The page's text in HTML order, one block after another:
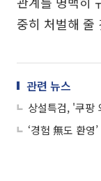
중히 처벌해 줄
관련 뉴스
상설특검, '쿠팡
‘경험 無도 환영